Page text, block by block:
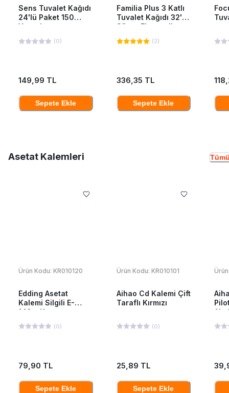
Sens Tuvalet Kağıdı
24'lü Paket 150
Yaprak
(0)
149,99 TL
Sepete Ekle
Familia Plus 3 Katlı
Tuvalet Kağıdı 32'li
Süper Ekonomik
(2)
336,35 TL
Sepete Ekle
Asetat Kalemleri
Ürün Kodu: KR010120
Edding Asetat
Kalemi Silgili E-
149m Kırmızı
(0)
79,90 TL
Sepete Ekle
Ürün Kodu: KR010101
Aihao Cd Kalemi Çift
Taraflı Kırmızı
(0)
25,89 TL
Sepete Ekle